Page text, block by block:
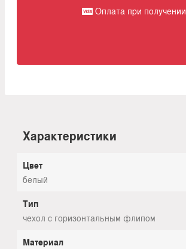
Оплата при получении
Характеристики
Цвет
белый
Тип
чехол с горизонтальным флипом
Материал